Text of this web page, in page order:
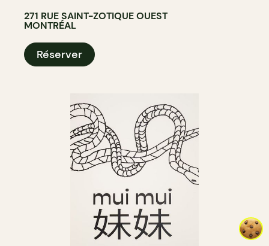
271 RUE SAINT-ZOTIQUE OUEST
MONTRÉAL
Réserver